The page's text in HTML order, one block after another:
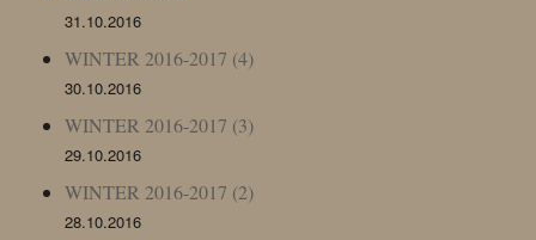
31.10.2016
WINTER 2016-2017 (4)
30.10.2016
WINTER 2016-2017 (3)
29.10.2016
WINTER 2016-2017 (2)
28.10.2016